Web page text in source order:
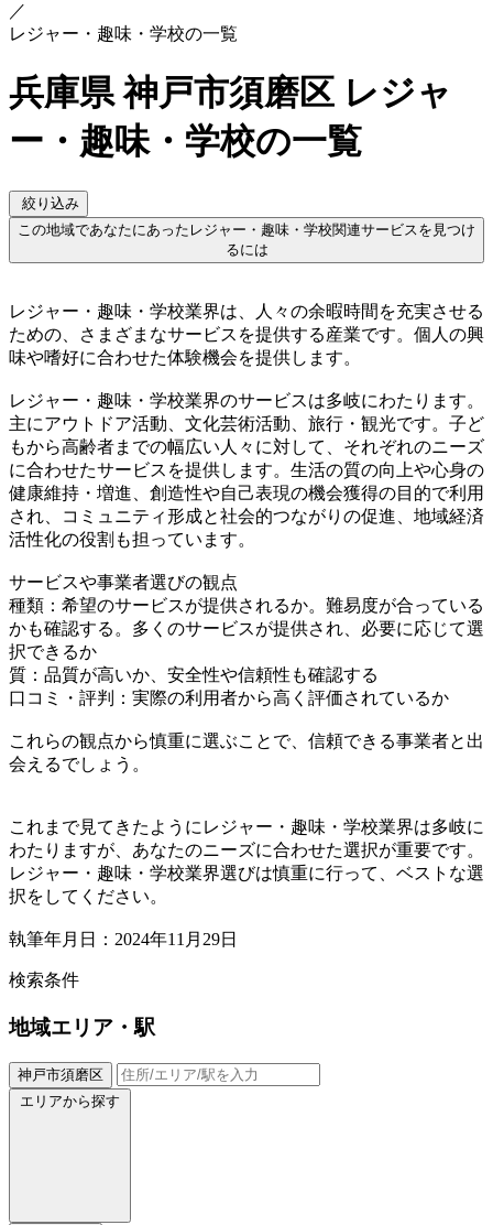
／
レジャー・趣味・学校の一覧
兵庫県 神戸市須磨区 レジャ
ー・趣味・学校の一覧
絞り込み
この地域であなたにあったレジャー・趣味・学校関連サービスを見つけ
るには
レジャー・趣味・学校業界は、人々の余暇時間を充実させる
ための、さまざまなサービスを提供する産業です。個人の興
味や嗜好に合わせた体験機会を提供します。
レジャー・趣味・学校業界のサービスは多岐にわたります。
主にアウトドア活動、文化芸術活動、旅行・観光です。子ど
もから高齢者までの幅広い人々に対して、それぞれのニーズ
に合わせたサービスを提供します。生活の質の向上や心身の
健康維持・増進、創造性や自己表現の機会獲得の目的で利用
され、コミュニティ形成と社会的つながりの促進、地域経済
活性化の役割も担っています。
サービスや事業者選びの観点
種類：希望のサービスが提供されるか。難易度が合っている
かも確認する。多くのサービスが提供され、必要に応じて選
択できるか
質：品質が高いか、安全性や信頼性も確認する
口コミ・評判：実際の利用者から高く評価されているか
これらの観点から慎重に選ぶことで、信頼できる事業者と出
会えるでしょう。
これまで見てきたようにレジャー・趣味・学校業界は多岐に
わたりますが、あなたのニーズに合わせた選択が重要です。
レジャー・趣味・学校業界選びは慎重に行って、ベストな選
択をしてください。
執筆年月日：2024年11月29日
検索条件
地域エリア・駅
神戸市須磨区
エリアから探す